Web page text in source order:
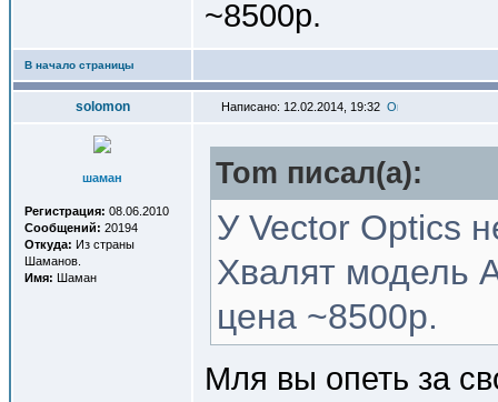
~8500р.
В начало страницы
solomon Написано: 12.02.2014, 19:32
шаман
Регистрация: 08.06.2010
Сообщений: 20194
Откуда: Из страны
Шаманов.
Имя: Шаман
Tom писал(a):
У Vector Optics
Хвалят модель
цена ~8500р.
Мля вы опеть за